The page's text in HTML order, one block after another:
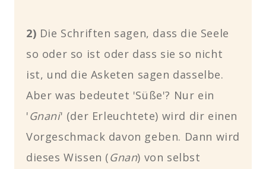
2) Die Schriften sagen, dass die Seele
so oder so ist oder dass sie so nicht
ist, und die Asketen sagen dasselbe.
Aber was bedeutet 'Süße'? Nur ein
'Gnani' (der Erleuchtete) wird dir einen
Vorgeschmack davon geben. Dann wird
dieses Wissen (Gnan) von selbst